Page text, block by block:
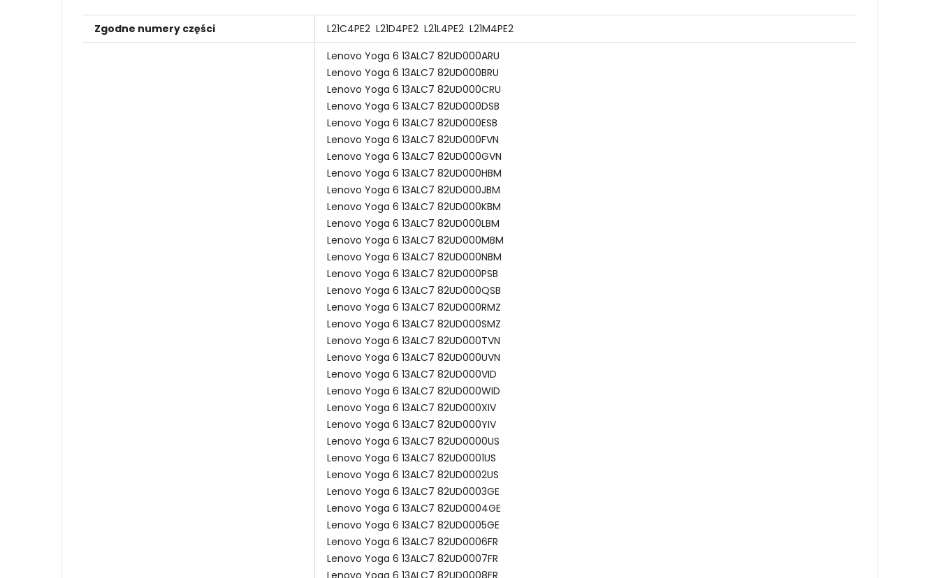
Zgodne numery części L21C4PE2 L21D4PE2 L21L4PE2 L21M4PE2
Lenovo Yoga 6 13ALC7 82UD000ARU
Lenovo Yoga 6 13ALC7 82UD000BRU
Lenovo Yoga 6 13ALC7 82UD000CRU
Lenovo Yoga 6 13ALC7 82UD000DSB
Lenovo Yoga 6 13ALC7 82UD000ESB
Lenovo Yoga 6 13ALC7 82UD000FVN
Lenovo Yoga 6 13ALC7 82UD000GVN
Lenovo Yoga 6 13ALC7 82UD000HBM
Lenovo Yoga 6 13ALC7 82UD000JBM
Lenovo Yoga 6 13ALC7 82UD000KBM
Lenovo Yoga 6 13ALC7 82UD000LBM
Lenovo Yoga 6 13ALC7 82UD000MBM
Lenovo Yoga 6 13ALC7 82UD000NBM
Lenovo Yoga 6 13ALC7 82UD000PSB
Lenovo Yoga 6 13ALC7 82UD000QSB
Lenovo Yoga 6 13ALC7 82UD000RMZ
Lenovo Yoga 6 13ALC7 82UD000SMZ
Lenovo Yoga 6 13ALC7 82UD000TVN
Lenovo Yoga 6 13ALC7 82UD000UVN
Lenovo Yoga 6 13ALC7 82UD000VID
Lenovo Yoga 6 13ALC7 82UD000WID
Lenovo Yoga 6 13ALC7 82UD000XIV
Lenovo Yoga 6 13ALC7 82UD000YIV
Lenovo Yoga 6 13ALC7 82UD0000US
Lenovo Yoga 6 13ALC7 82UD0001US
Lenovo Yoga 6 13ALC7 82UD0002US
Lenovo Yoga 6 13ALC7 82UD0003GE
Lenovo Yoga 6 13ALC7 82UD0004GE
Lenovo Yoga 6 13ALC7 82UD0005GE
Lenovo Yoga 6 13ALC7 82UD0006FR
Lenovo Yoga 6 13ALC7 82UD0007FR